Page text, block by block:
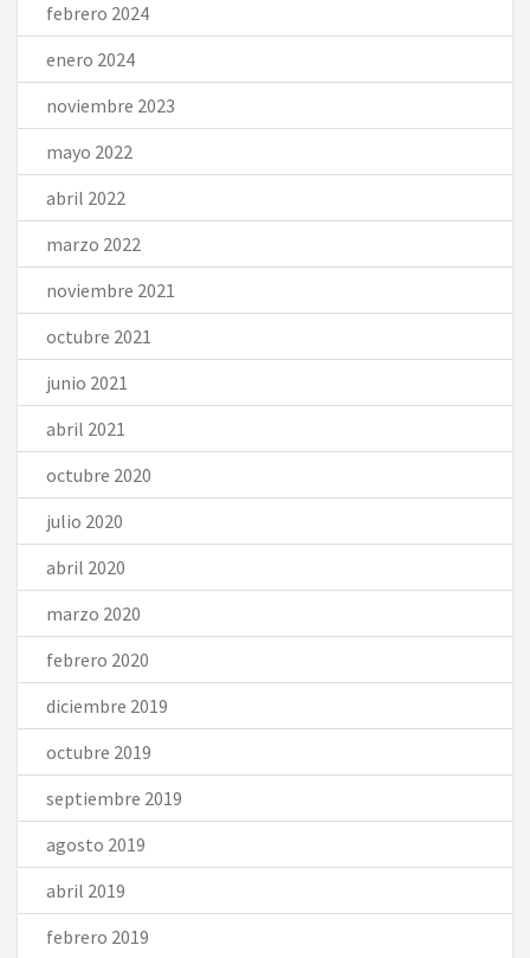
febrero 2024
enero 2024
noviembre 2023
mayo 2022
abril 2022
marzo 2022
noviembre 2021
octubre 2021
junio 2021
abril 2021
octubre 2020
julio 2020
abril 2020
marzo 2020
febrero 2020
diciembre 2019
octubre 2019
septiembre 2019
agosto 2019
abril 2019
febrero 2019